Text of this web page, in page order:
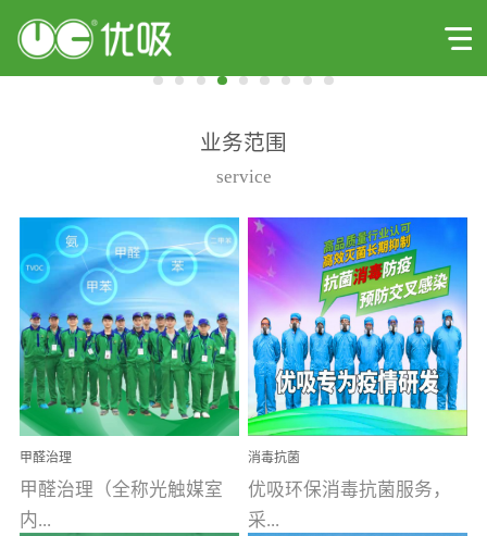
业务范围
service
甲醛治理
甲醛治理（全称光触媒室
内...
消毒抗菌
优吸环保消毒抗菌服务，
采...